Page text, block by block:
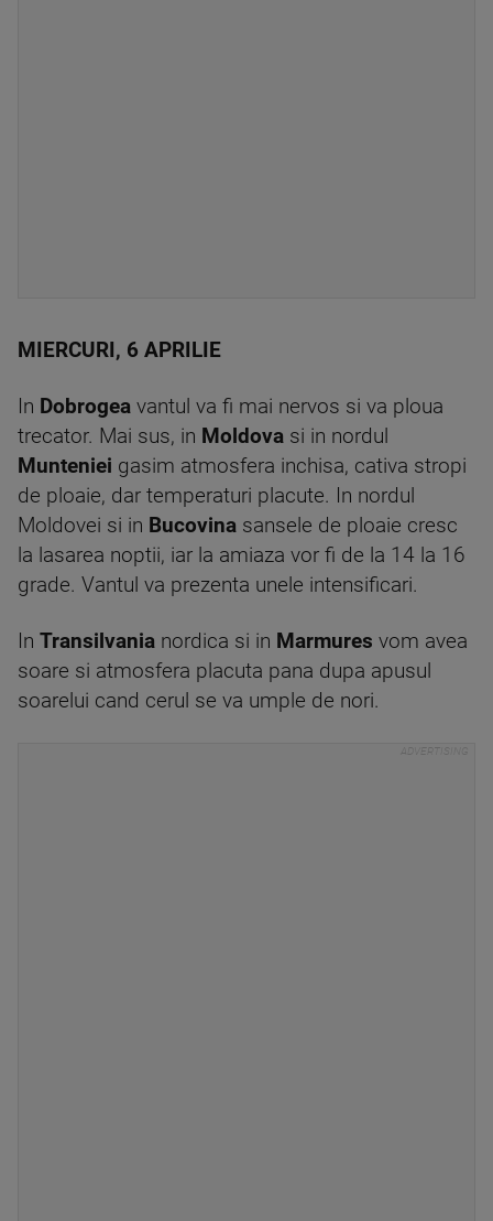
MIERCURI, 6 APRILIE
In Dobrogea vantul va fi mai nervos si va ploua
trecator. Mai sus, in Moldova si in nordul
Munteniei gasim atmosfera inchisa, cativa stropi
de ploaie, dar temperaturi placute. In nordul
Moldovei si in Bucovina sansele de ploaie cresc
la lasarea noptii, iar la amiaza vor fi de la 14 la 16
grade. Vantul va prezenta unele intensificari.
In Transilvania nordica si in Marmures vom avea
soare si atmosfera placuta pana dupa apusul
soarelui cand cerul se va umple de nori.